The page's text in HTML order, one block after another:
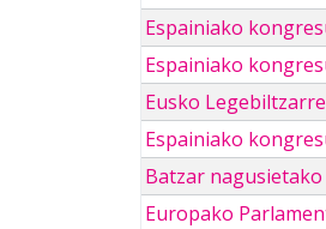
Espainiako
Espainiako
Eusko
Espainiako
Batzar
Europako